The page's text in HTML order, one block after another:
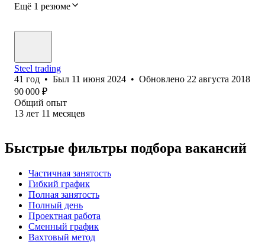
Ещё 1 резюме
Steel trading
41 год • Был 11 июня 2024 • Обновлено 22 августа 2018
90 000 ₽
Общий опыт
13 лет 11 месяцев
Быстрые фильтры подбора вакансий
Частичная занятость
Гибкий график
Полная занятость
Полный день
Проектная работа
Сменный график
Вахтовый метод